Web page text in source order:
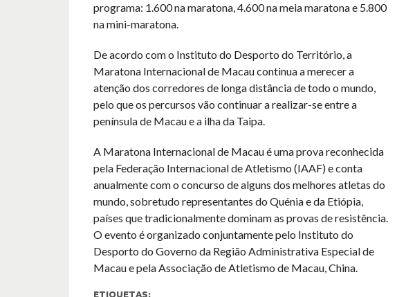
programa: 1.600 na maratona, 4.600 na meia maratona e 5.800
na mini-maratona.
De acordo com o Instituto do Desporto do Território, a
Maratona Internacional de Macau continua a merecer a
atenção dos corredores de longa distância de todo o mundo,
pelo que os percursos vão continuar a realizar-se entre a
península de Macau e a ilha da Taipa.
A Maratona Internacional de Macau é uma prova reconhecida
pela Federação Internacional de Atletismo (IAAF) e conta
anualmente com o concurso de alguns dos melhores atletas do
mundo, sobretudo representantes do Quénia e da Etiópia,
países que tradicionalmente dominam as provas de resistência.
O evento é organizado conjuntamente pelo Instituto do
Desporto do Governo da Região Administrativa Especial de
Macau e pela Associação de Atletismo de Macau, China.
ETIQUETAS: